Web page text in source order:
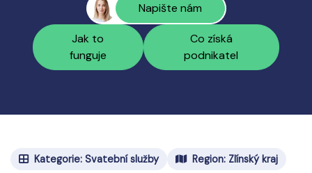
Napište nám
Jak to
funguje
Co získá
podnikatel
Kategorie: Svatební služby Region: Zlínský kraj